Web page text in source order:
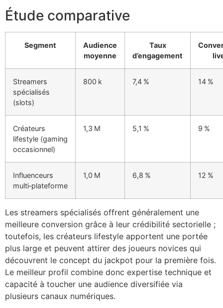
Panel
Panel
Panel
Panel
Panel
panel
panel
panel
giriş
per sale
Étude comparative
Segment
Audience
moyenne
Taux
d’engagement
Streamers
spécialisés
(slots)
800 k 7,4 % 14 %
Créateurs
lifestyle (gaming
occasionnel)
1,3 M 5,1 % 9 %
Influenceurs
multi‑plateforme
1,0 M 6,8 % 12 %
Les streamers spécialisés offrent généralement une
meilleure conversion grâce à leur crédibilité sectorielle ;
toutefois, les créateurs lifestyle apportent une portée
plus large et peuvent attirer des joueurs novices qui
découvrent le concept du jackpot pour la première fois.
Le meilleur profil combine donc expertise technique et
capacité à toucher une audience diversifiée via
plusieurs canaux numériques.